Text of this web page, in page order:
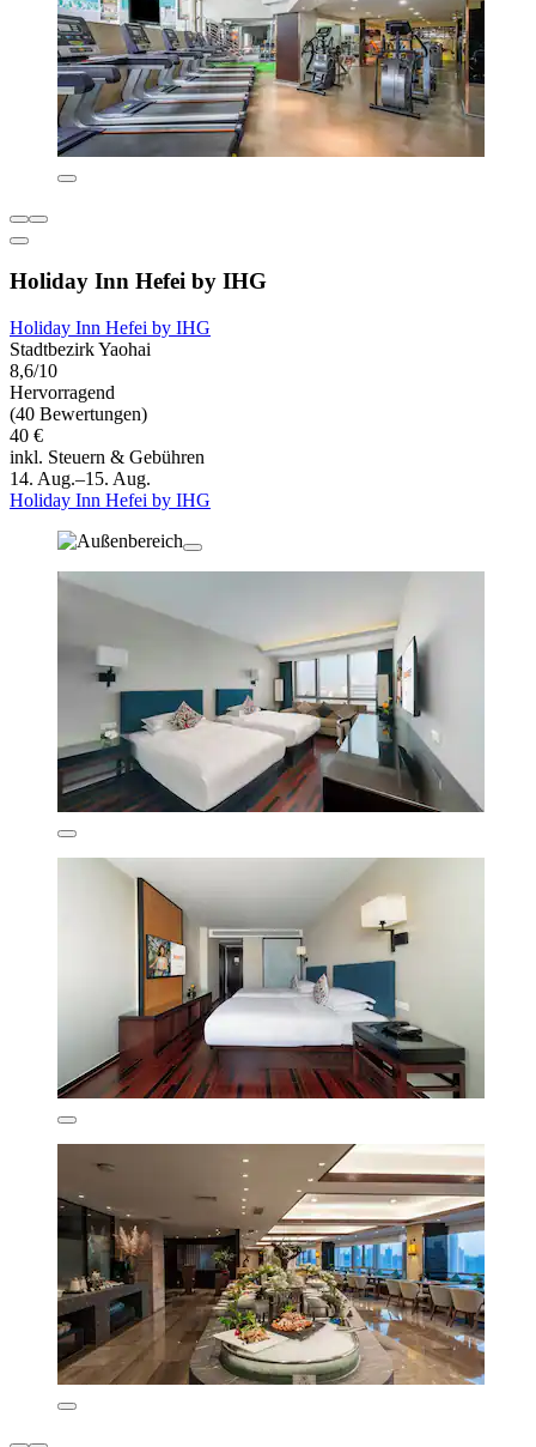
Holiday Inn Hefei by IHG
Holiday Inn Hefei by IHG
Stadtbezirk Yaohai
8,6/10
Hervorragend
(40 Bewertungen)
40 €
inkl. Steuern & Gebühren
14. Aug.–15. Aug.
Holiday Inn Hefei by IHG